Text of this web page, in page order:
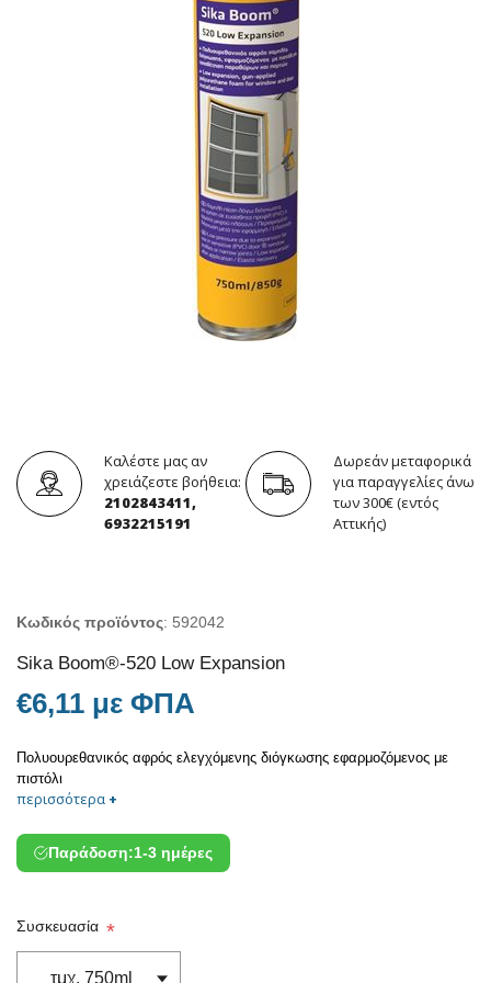
Καλέστε μας αν
χρειάζεστε βοήθεια:
2102843411,
6932215191
Δωρεάν μεταφορικά
για παραγγελίες άνω
των 300€ (εντός
Αττικής)
Κωδικός προϊόντος: 592042
Sika Boom®-520 Low Expansion
€6,11 με ΦΠΑ
Πολυουρεθανικός αφρός ελεγχόμενης διόγκωσης εφαρμοζόμενος με
πιστόλι
περισσότερα +
Παράδοση:1-3 ημέρες
Συσκευασία *